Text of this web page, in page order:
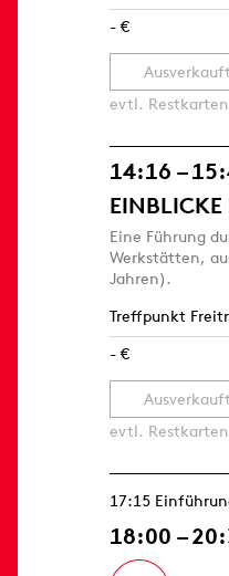
- €
Ausverkauft
evtl.
14:16 –
EINBLICKE
Eine Führung
Werkstätten,
Jahren).
Treffpunkt
- €
Ausverkauft
evtl.
17:15
18:00 –